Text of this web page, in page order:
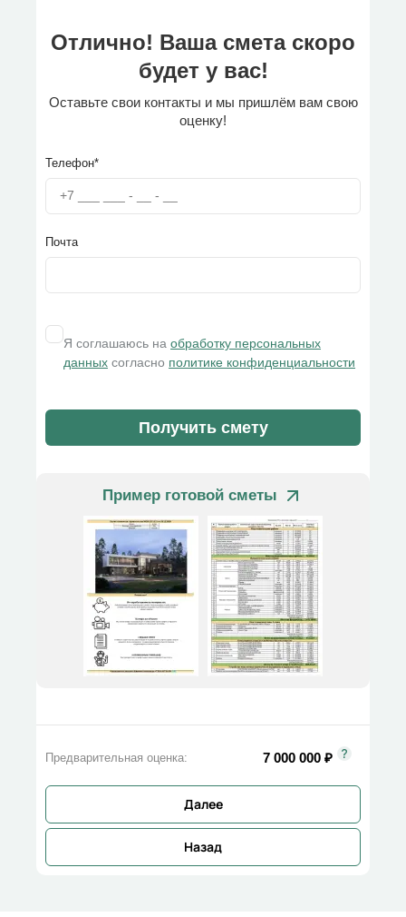
Отлично! Ваша смета скоро
будет у вас!
Оставьте свои контакты и мы пришлём вам свою
оценку!
Телефон*
Почта
Я соглашаюсь наобработку персональных
данных согласно политике конфиденциальности
Получить смету
Пример готовой сметы
Предварительная оценка: 7 000 000 ₽
Назад
Далее